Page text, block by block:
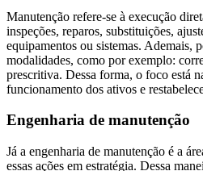
Manutenção refere-se à execução
inspeções, reparos, substituições,
equipamentos ou sistemas. Ademais,
modalidades, como por exemplo:
prescritiva. Dessa forma, o foco está
funcionamento dos ativos e
Engenharia de manutenção
Já a engenharia de manutenção é a
essas ações em estratégia. Dessa